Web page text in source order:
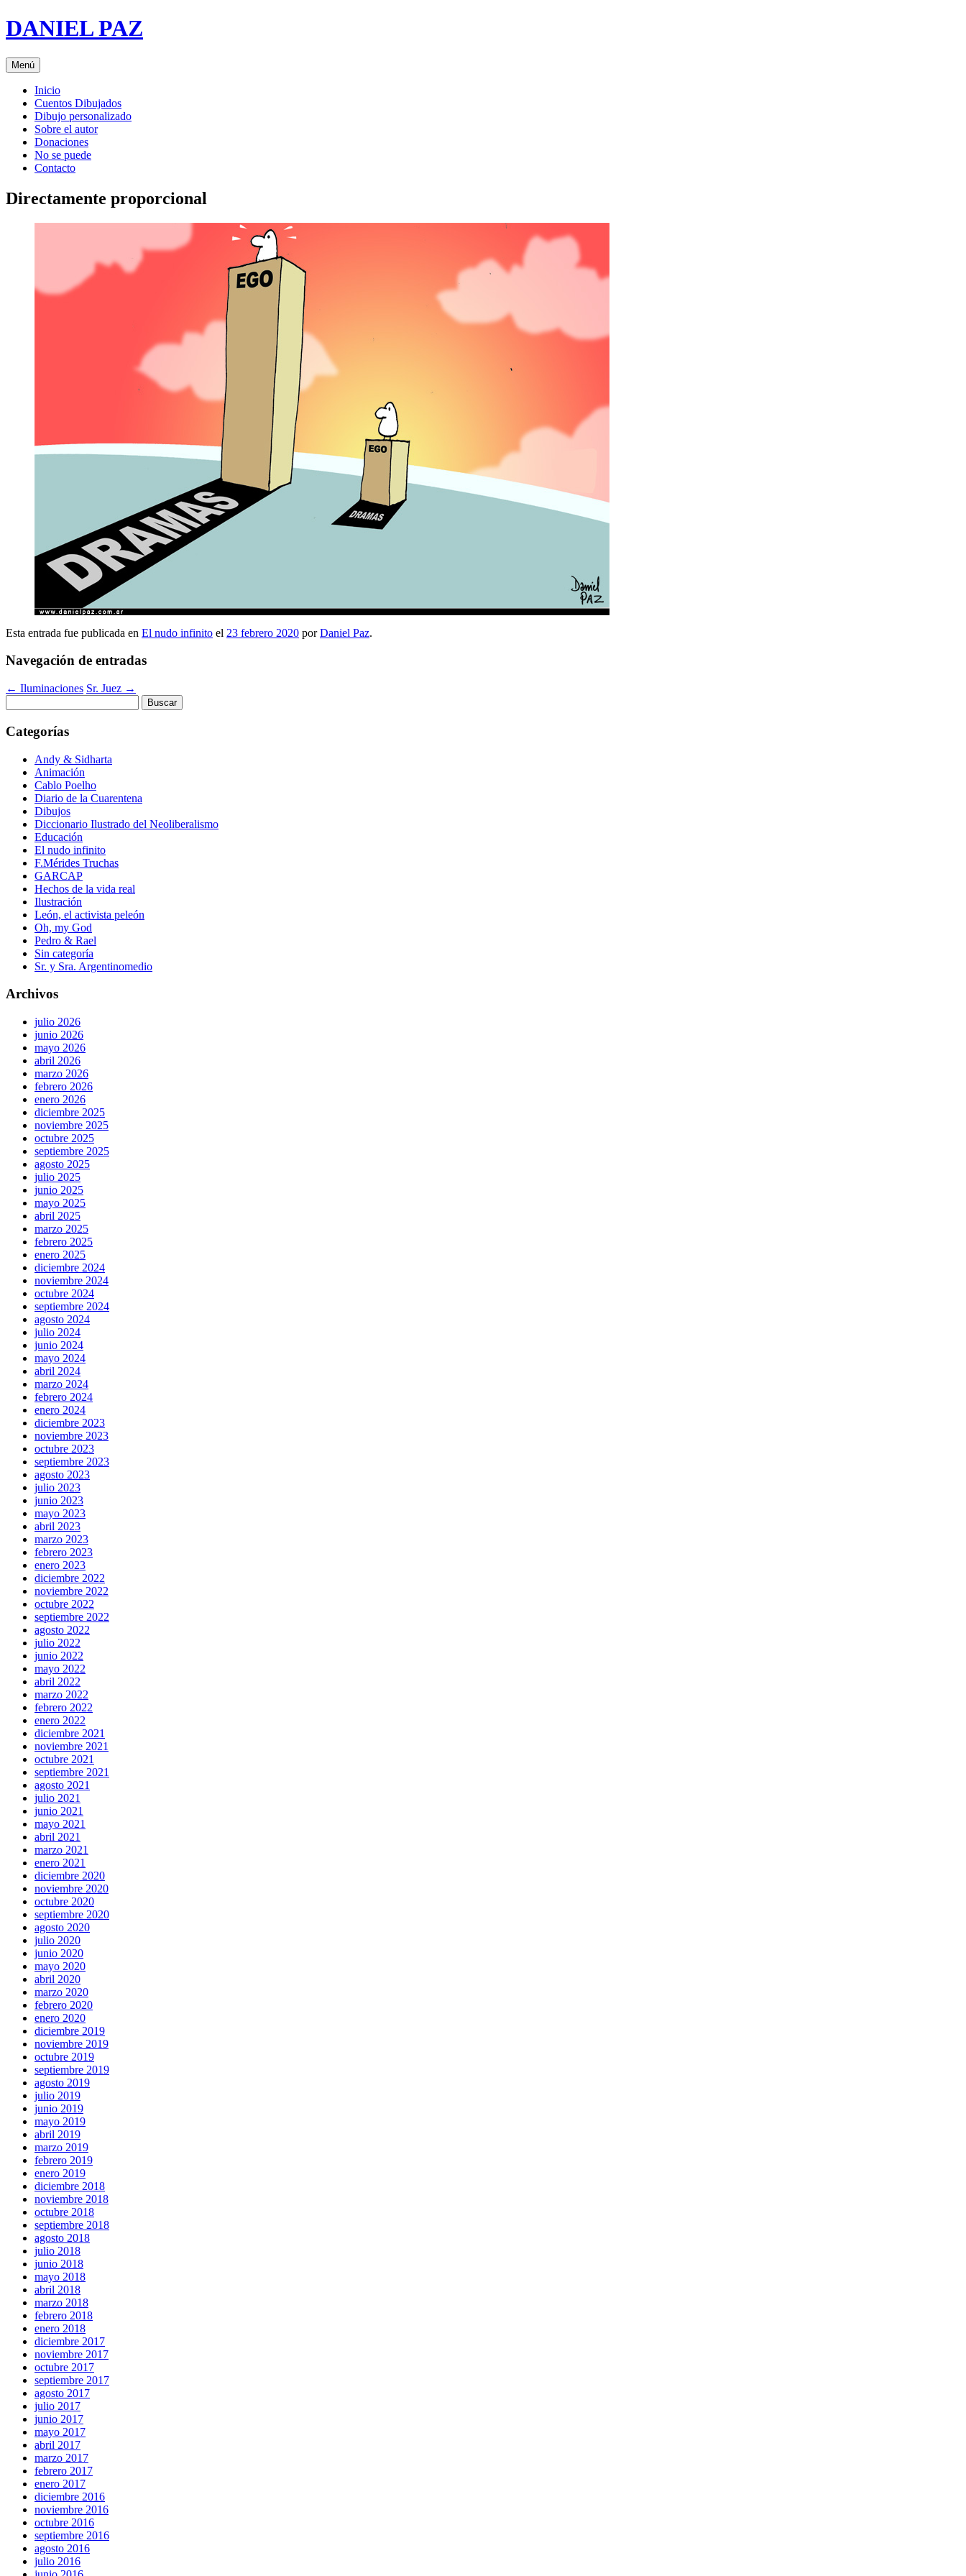
Saltar
al
DANIEL PAZ
Menú
Inicio
Cuentos Dibujados
Dibujo personalizado
Sobre el autor
Donaciones
No se puede
Contacto
Directamente proporcional
Esta entrada fue publicada en El nudo infinito el 23 febrero 2020 porDaniel Paz.
Navegación de entradas
← Iluminaciones Sr. Juez →
Categorías
Andy & Sidharta
Animación
Cablo Poelho
Diario de la Cuarentena
Dibujos
Diccionario Ilustrado del Neoliberalismo
Educación
El nudo infinito
F.Mérides Truchas
GARCAP
Hechos de la vida real
Ilustración
León, el activista peleón
Oh, my God
Pedro & Rael
Sin categoría
Sr. y Sra. Argentinomedio
Archivos
julio 2026
junio 2026
mayo 2026
abril 2026
marzo 2026
febrero 2026
enero 2026
diciembre 2025
noviembre 2025
octubre 2025
septiembre 2025
agosto 2025
julio 2025
junio 2025
mayo 2025
abril 2025
marzo 2025
febrero 2025
enero 2025
diciembre 2024
noviembre 2024
octubre 2024
septiembre 2024
agosto 2024
julio 2024
junio 2024
mayo 2024
abril 2024
marzo 2024
febrero 2024
enero 2024
diciembre 2023
noviembre 2023
octubre 2023
septiembre 2023
agosto 2023
julio 2023
junio 2023
mayo 2023
abril 2023
marzo 2023
febrero 2023
enero 2023
diciembre 2022
noviembre 2022
octubre 2022
septiembre 2022
agosto 2022
julio 2022
junio 2022
mayo 2022
abril 2022
marzo 2022
febrero 2022
enero 2022
diciembre 2021
noviembre 2021
octubre 2021
septiembre 2021
agosto 2021
julio 2021
junio 2021
mayo 2021
abril 2021
marzo 2021
enero 2021
diciembre 2020
noviembre 2020
octubre 2020
septiembre 2020
agosto 2020
julio 2020
junio 2020
mayo 2020
abril 2020
marzo 2020
febrero 2020
enero 2020
diciembre 2019
noviembre 2019
octubre 2019
septiembre 2019
agosto 2019
julio 2019
junio 2019
mayo 2019
abril 2019
marzo 2019
febrero 2019
enero 2019
diciembre 2018
noviembre 2018
octubre 2018
septiembre 2018
agosto 2018
julio 2018
junio 2018
mayo 2018
abril 2018
marzo 2018
febrero 2018
enero 2018
diciembre 2017
noviembre 2017
octubre 2017
septiembre 2017
agosto 2017
julio 2017
junio 2017
mayo 2017
abril 2017
marzo 2017
febrero 2017
enero 2017
diciembre 2016
noviembre 2016
octubre 2016
septiembre 2016
agosto 2016
julio 2016